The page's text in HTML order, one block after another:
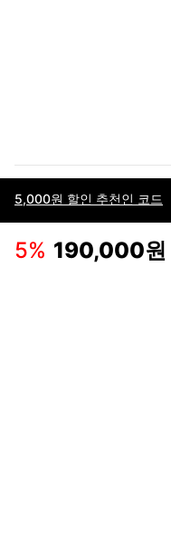
5,000원 할인 추천인 코드
5% 190,000원
이용약관고객센터판매개
인